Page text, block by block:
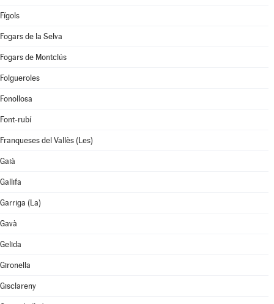
Fígols
Fogars de la Selva
Fogars de Montclús
Folgueroles
Fonollosa
Font-rubí
Franqueses del Vallès (Les)
Gaià
Gallifa
Garriga (La)
Gavà
Gelida
Gironella
Gisclareny